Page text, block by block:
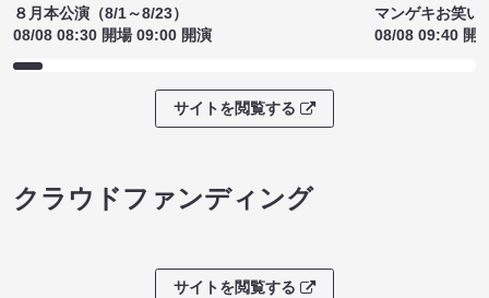
８月本公演（8/1～8/23）
08/08 08:30 開場 09:00 開演
マンゲキお笑い
08/08 09:40 開
サイトを閲覧する
クラウドファンディング
サイトを閲覧する